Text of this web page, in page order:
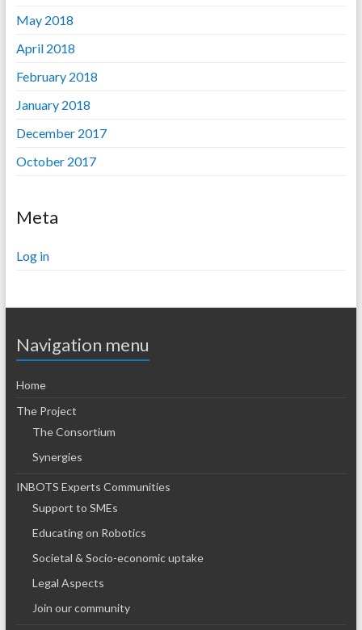
May 2018
April 2018
February 2018
January 2018
December 2017
October 2017
Meta
Log in
Navigation menu
Home
The Project
The Consortium
Synergies
INBOTS Experts Communities
Support to SMEs
Educating on Robotics
Societal & Socio-economic uptake
Legal Aspects
Join our community